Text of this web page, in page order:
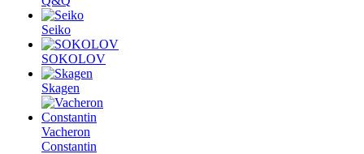
Seiko
SOKOLOV
Skagen
Vacheron
Constantin